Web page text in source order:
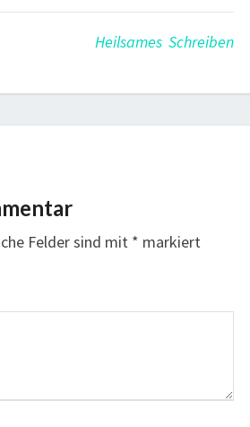
Heilsames Schreiben
Felder sind mit * markiert